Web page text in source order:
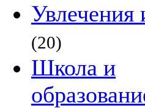
Увлечения
(20)
Школа и